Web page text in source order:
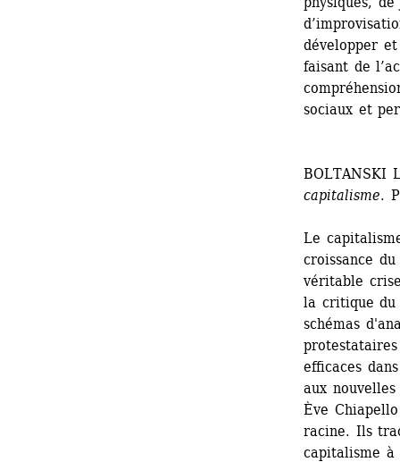
développer
faisant de
sociaux et
BOLTANSKI
capitalisme.
Le
croissance
véritable
la critique du
schémas
efficaces
aux
Ève
racine. Ils
capitalisme